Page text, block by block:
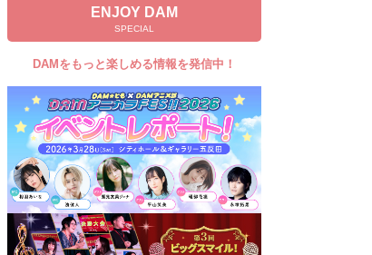
自宅でカラオケ歌い放題！
家族や友達と一緒に！練習にも！
ENJOY DAM
SPECIAL
DAMをもっと楽しめる情報を発信中！